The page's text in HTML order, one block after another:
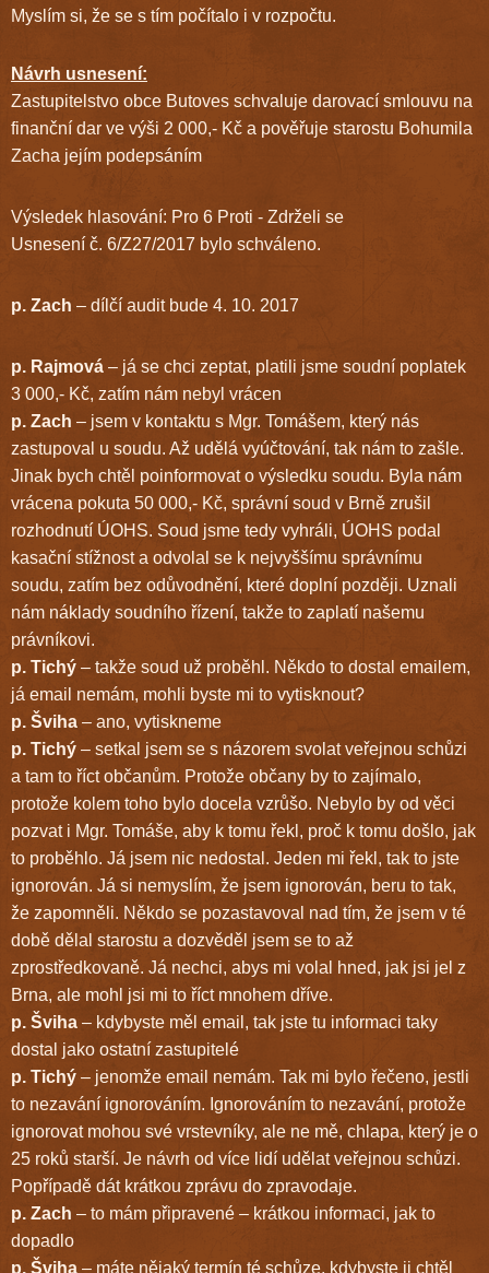
Myslím si, že se s tím počítalo i v rozpočtu.
Návrh usnesení:
Zastupitelstvo obce Butoves schvaluje darovací smlouvu na
finanční dar ve výši 2 000,- Kč a pověřuje starostu Bohumila
Zacha jejím podepsáním
Výsledek hlasování: Pro 6 Proti - Zdrželi se
Usnesení č. 6/Z27/2017 bylo schváleno.
p. Zach – dílčí audit bude 4. 10. 2017
p. Rajmová – já se chci zeptat, platili jsme soudní poplatek
3 000,- Kč, zatím nám nebyl vrácen
p. Zach – jsem v kontaktu s Mgr. Tomášem, který nás
zastupoval u soudu. Až udělá vyúčtování, tak nám to zašle.
Jinak bych chtěl poinformovat o výsledku soudu. Byla nám
vrácena pokuta 50 000,- Kč, správní soud v Brně zrušil
rozhodnutí ÚOHS. Soud jsme tedy vyhráli, ÚOHS podal
kasační stížnost a odvolal se k nejvyššímu správnímu
soudu, zatím bez odůvodnění, které doplní později. Uznali
nám náklady soudního řízení, takže to zaplatí našemu
právníkovi.
p. Tichý – takže soud už proběhl. Někdo to dostal emailem,
já email nemám, mohli byste mi to vytisknout?
p. Šviha – ano, vytiskneme
p. Tichý – setkal jsem se s názorem svolat veřejnou schůzi
a tam to říct občanům. Protože občany by to zajímalo,
protože kolem toho bylo docela vzrůšo. Nebylo by od věci
pozvat i Mgr. Tomáše, aby k tomu řekl, proč k tomu došlo, jak
to proběhlo. Já jsem nic nedostal. Jeden mi řekl, tak to jste
ignorován. Já si nemyslím, že jsem ignorován, beru to tak,
že zapomněli. Někdo se pozastavoval nad tím, že jsem v té
době dělal starostu a dozvěděl jsem se to až
zprostředkovaně. Já nechci, abys mi volal hned, jak jsi jel z
Brna, ale mohl jsi mi to říct mnohem dříve.
p. Šviha – kdybyste měl email, tak jste tu informaci taky
dostal jako ostatní zastupitelé
p. Tichý – jenomže email nemám. Tak mi bylo řečeno, jestli
to nezavání ignorováním. Ignorováním to nezavání, protože
ignorovat mohou své vrstevníky, ale ne mě, chlapa, který je o
25 roků starší. Je návrh od více lidí udělat veřejnou schůzi.
Popřípadě dát krátkou zprávu do zpravodaje.
p. Zach – to mám připravené – krátkou informaci, jak to
dopadlo
p. Šviha – máte nějaký termín té schůze, kdybyste ji chtěl